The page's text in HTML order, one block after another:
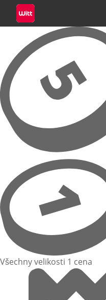
Přeskočit na hlavní obsah
Všechny velikosti 1 cena